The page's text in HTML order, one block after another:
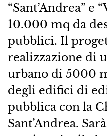
“Sant’Andrea” e
10.000 mq da
pubblici. Il
realizzazione di
urbano di 5000
degli edifici di
pubblica con la
Sant’Andrea.